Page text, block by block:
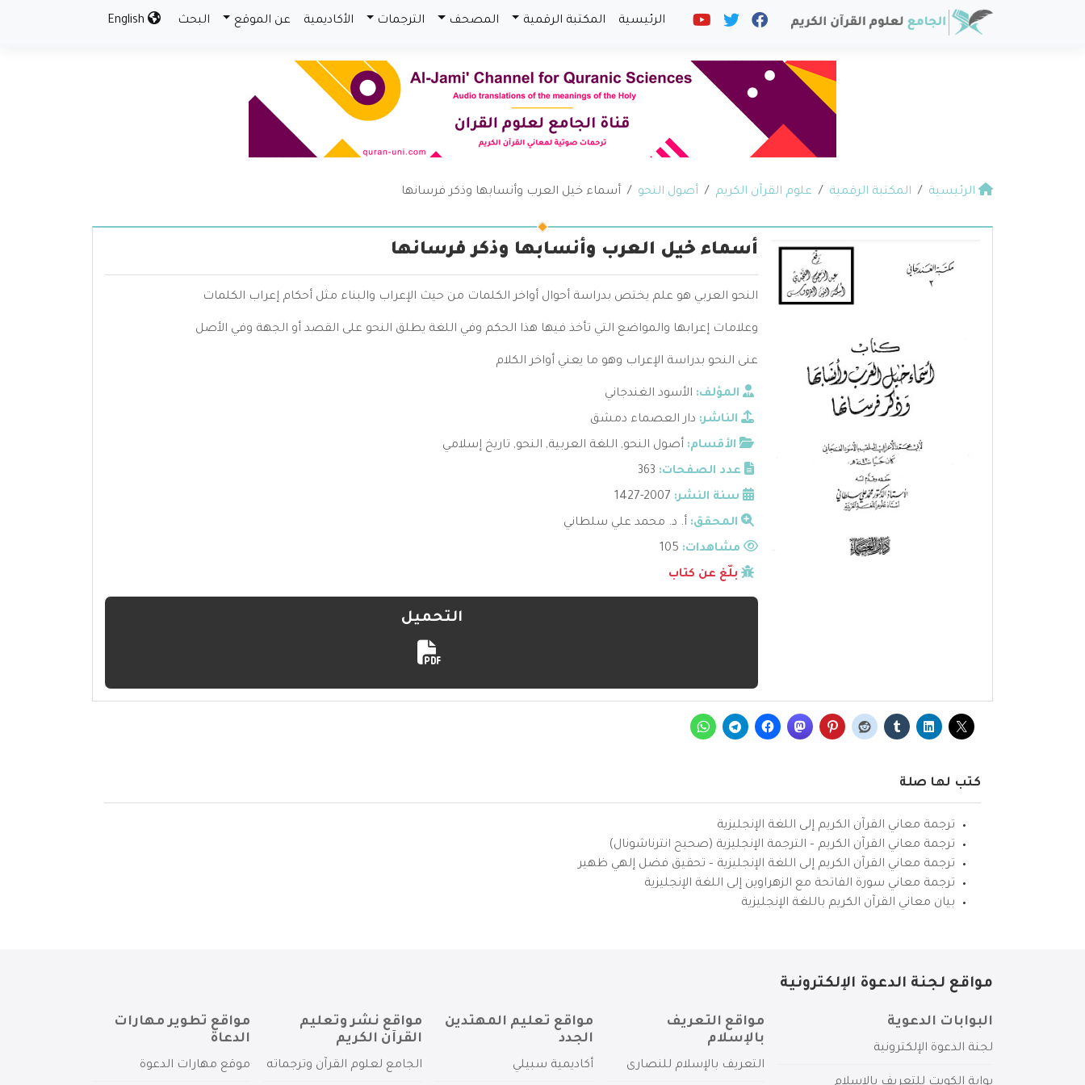
الرئيسية المكتبة الرقمية المصحف الترجمات الأكاديمية عن الموقع البحث
الرئيسية المكتبة الرقمية علوم القرآن الكريم أصول النحو أسماء خيل العرب وأنسابها وذكر فرسانها
أسماء خيل العرب وأنسابها وذكر فرسانها
النحو العربي هو علم يختص بدراسة أحوال أواخر الكلمات من حيث الإعراب والبناء مثل أحكام إعراب الكلمات
وعلامات إعرابها والمواضع التي تأخذ فيها هذا الحكم وفي اللغة يطلق النحو على القصد أو الجهة وفي الأصل
عنى النحو بدراسة الإعراب وهو ما يعني أواخر الكلام
المؤلف: الأسود الغندجاني
الناشر: دار العصماء دمشق
الأقسام: أصول النحو, اللغة العربية, النحو, تاريخ إسلامي
عدد الصفحات: 363
سنة النشر: 2007-1427
المحقق: أ. د. محمد علي سلطاني
مشاهدات:
بلّغ عن كتاب
التحميل
كتب لها صلة
ترجمة معاني القرآن الكريم إلى اللغة الإنجليزية
ترجمة معاني القرآن الكريم – الترجمة الإنجليزية (صحيح انترناشونال)
ترجمة معاني القرآن الكريم إلى اللغة الإنجليزية – تحقيق فضل إلهي ظهير
ترجمة معاني سورة الفاتحة مع الزهراوين إلى اللغة الإنجليزية
بيان معاني القرآن الكريم باللغة الإنجليزية
مواقع لجنة الدعوة الإلكترونية
البوابات الدعوية
لجنة الدعوة الإلكترونية
مواقع التعريف
بالإسلام
التعريف بالإسلام للنصارى
مواقع تعليم المهتدين
الجدد
أكاديمية سبيلي
مواقع نشر وتعليم
القرآن الكريم
الجامع لعلوم القرآن وترجماته
مواقع تطوير مهارات
الدعاة
موقع مهارات الدعوة